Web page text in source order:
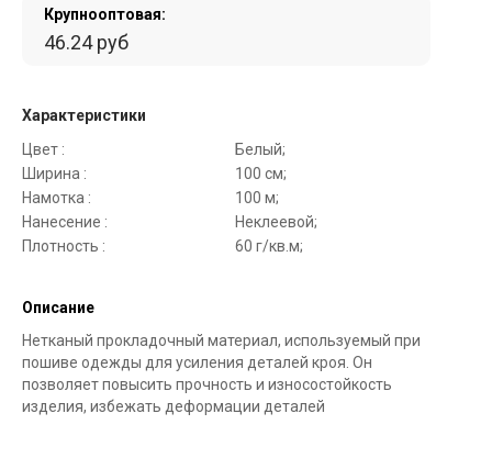
Крупнооптовая:
46.24 руб
Характеристики
Цвет :
Белый;
Ширина :
100 см;
Намотка :
100 м;
Нанесение :
Неклеевой;
Плотность :
60 г/кв.м;
Описание
Нетканый прокладочный материал, используемый при
пошиве одежды для усиления деталей кроя. Он
позволяет повысить прочность и износостойкость
изделия, избежать деформации деталей